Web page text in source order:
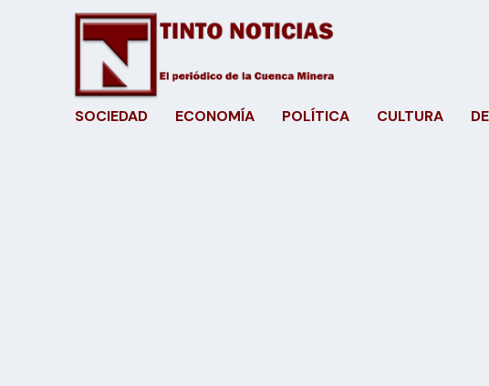
SOCIEDAD ECONOMÍA POLÍTICA CULTURA